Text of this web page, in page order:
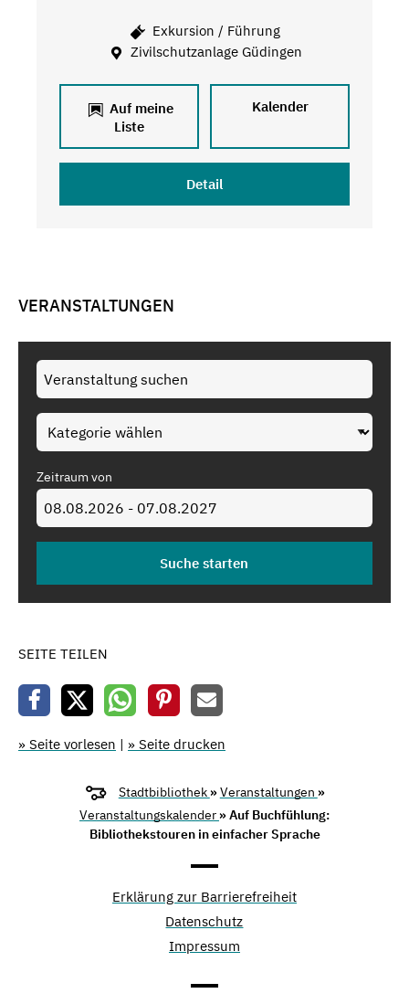
Exkursion / Führung
Zivilschutzanlage Güdingen
Auf meine
Liste
Kalender
Detail
VERANSTALTUNGEN
Zeitraum von
SEITE TEILEN
» Seite vorlesen | » Seite drucken
Stadtbibliothek »Veranstaltungen »
Veranstaltungskalender » Auf Buchfühlung:
Bibliothekstouren in einfacher Sprache
Erklärung zur Barrierefreiheit
Datenschutz
Impressum